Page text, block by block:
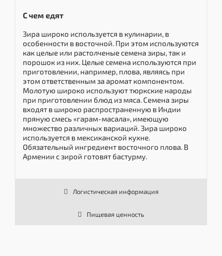
С чем едят
Зира широко используется в кулинарии, в
особенности в восточной. При этом используются
как целые или растолченые семена зиры, так и
порошок из них. Целые семена используются при
приготовлении, например, плова, являясь при
этом ответственным за аромат компонентом.
Молотую широко используют тюркские народы
при приготовлении блюд из мяса. Семена зиры
входят в широко распространенную в Индии
пряную смесь «гарам-масала», имеющую
множество различных вариаций. Зира широко
используется в мексиканской кухне.
Обязательный ингредиент восточного плова. В
Армении с зирой готовят бастурму.
Логистическая информация
Пищевая ценность